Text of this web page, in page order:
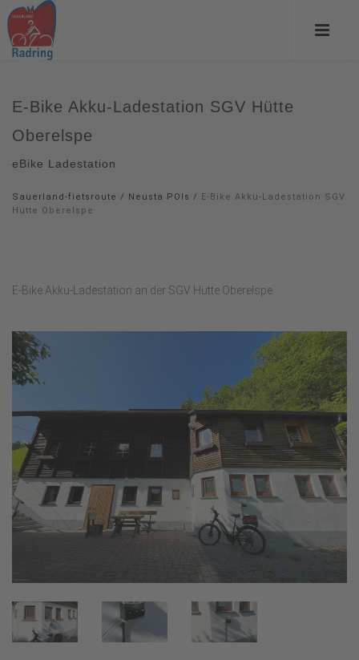
E-Bike Akku-Ladestation SGV Hütte
Oberelspe
eBike Ladestation
Sauerland-fietsroute / Neusta POIs / E-Bike Akku-Ladestation SGV
Hütte Oberelspe
E-Bike Akku-Ladestation an der SGV Hütte Oberelspe